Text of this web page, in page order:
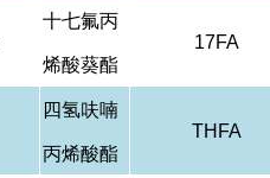
十七氟丙
烯酸葵酯
17FA
四氢呋喃
丙烯酸酯
THFA